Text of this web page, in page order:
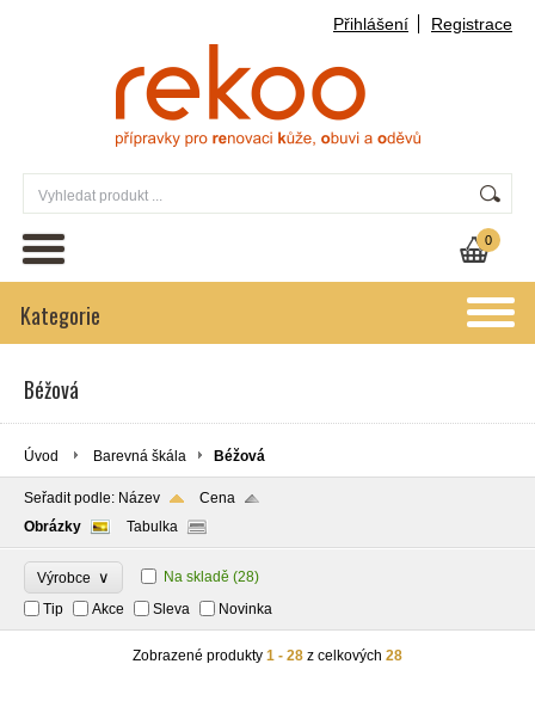
Přihlášení Registrace
0
Kategorie
Béžová
Úvod Barevná škála Béžová
Seřadit podle: Název
Cena
Obrázky
Tabulka
Výrobce ∨ Na skladě (28)
Tip
Akce Sleva Novinka
Zobrazené produkty 1 - 28 z celkových 28